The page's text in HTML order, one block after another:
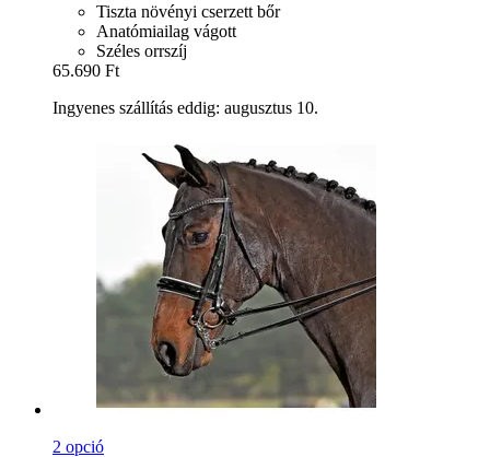
Tiszta növényi cserzett bőr
Anatómiailag vágott
Széles orrszíj
65.690 Ft
Ingyenes szállítás eddig: augusztus 10.
2 opció